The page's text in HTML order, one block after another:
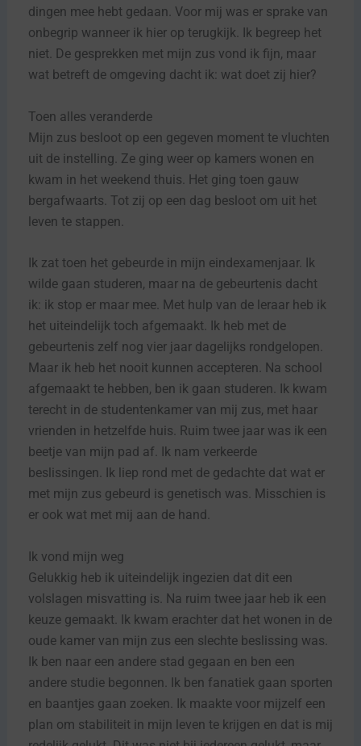
dingen mee hebt gedaan. Voor mij was er sprake van
onbegrip wanneer ik hier op terugkijk. Ik begreep het
niet. De gesprekken met mijn zus vond ik fijn, maar
wat betreft de omgeving dacht ik: wat doet zij hier?
Toen alles veranderde
Mijn zus besloot op een gegeven moment te vluchten
uit de instelling. Ze ging weer op kamers wonen en
kwam in het weekend thuis. Het ging toen gauw
bergafwaarts. Tot zij op een dag besloot om uit het
leven te stappen.
Ik zat toen het gebeurde in mijn eindexamenjaar. Ik
wilde gaan studeren, maar na de gebeurtenis dacht
ik: ik stop er maar mee. Met hulp van de leraar heb ik
het uiteindelijk toch afgemaakt. Ik heb met de
gebeurtenis zelf nog vier jaar dagelijks rondgelopen.
Maar ik heb het nooit kunnen accepteren. Na school
afgemaakt te hebben, ben ik gaan studeren. Ik kwam
terecht in de studentenkamer van mij zus, met haar
vrienden in hetzelfde huis. Ruim twee jaar was ik een
beetje van mijn pad af. Ik nam verkeerde
beslissingen. Ik liep rond met de gedachte dat wat er
met mijn zus gebeurd is genetisch was. Misschien is
er ook wat met mij aan de hand.
Ik vond mijn weg
Gelukkig heb ik uiteindelijk ingezien dat dit een
volslagen misvatting is. Na ruim twee jaar heb ik een
keuze gemaakt. Ik kwam erachter dat het wonen in de
oude kamer van mijn zus een slechte beslissing was.
Ik ben naar een andere stad gegaan en ben een
andere studie begonnen. Ik ben fanatiek gaan sporten
en baantjes gaan zoeken. Ik maakte voor mijzelf een
plan om stabiliteit in mijn leven te krijgen en dat is mij